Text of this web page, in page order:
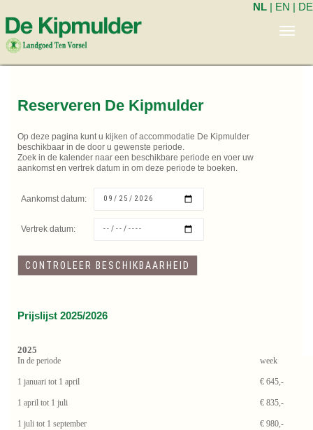
NL | EN | DE
Reserveren De Kipmulder
Op deze pagina kunt u kijken of accommodatie De Kipmulder
beschikbaar in de door u gewenste periode.
Zoek in de kalender naar een beschikbare periode en voer uw
aankomst en vertrek datum in om deze periode te boeken.
Aankomst datum:
Vertrek datum:
Prijslijst 2025/2026
2025
In de periode week
1 januari tot 1 april € 645,-
1 april tot 1 juli € 835,-
1 juli tot 1 september € 980,-